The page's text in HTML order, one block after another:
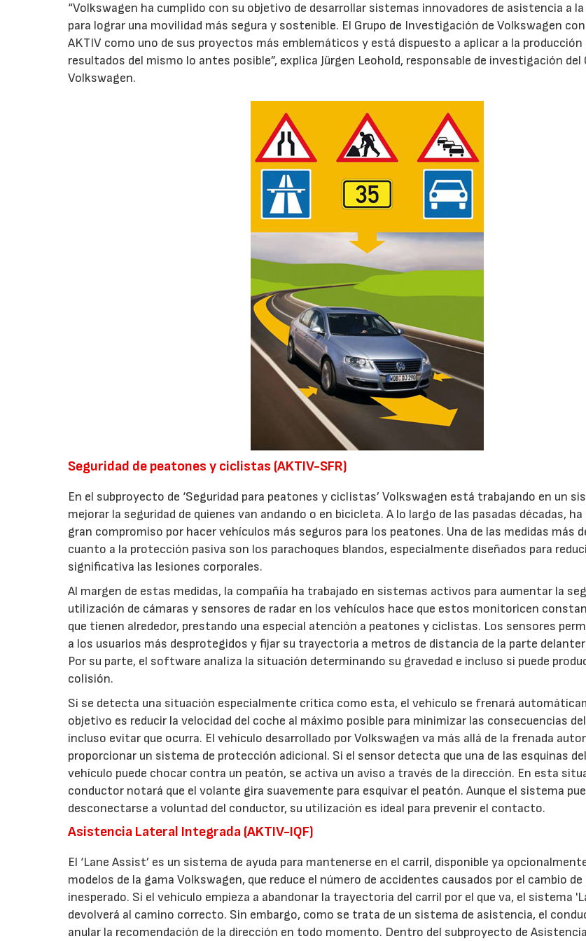
“Volkswagen ha cumplido con su objetivo de desarrollar sistemas innovadores de asistencia a
para lograr una movilidad más segura y sostenible. El Grupo de Investigación de Volkswagen
AKTIV como uno de sus proyectos más emblemáticos y está dispuesto a aplicar a la producción
resultados del mismo lo antes posible”, explica Jürgen Leohold, responsable de investigación del
Volkswagen.
Seguridad de peatones y ciclistas (AKTIV-SFR)
En el subproyecto de ‘Seguridad para peatones y ciclistas’ Volkswagen está trabajando en un
mejorar la seguridad de quienes van andando o en bicicleta. A lo largo de las pasadas décadas,
gran compromiso por hacer vehículos más seguros para los peatones. Una de las medidas más
cuanto a la protección pasiva son los parachoques blandos, especialmente diseñados para
significativa las lesiones corporales.
Al margen de estas medidas, la compañía ha trabajado en sistemas activos para aumentar la
utilización de cámaras y sensores de radar en los vehículos hace que estos monitoricen
que tienen alrededor, prestando una especial atención a peatones y ciclistas. Los sensores
a los usuarios más desprotegidos y fijar su trayectoria a metros de distancia de la parte
Por su parte, el software analiza la situación determinando su gravedad e incluso si puede
colisión.
Si se detecta una situación especialmente crítica como esta, el vehículo se frenará
objetivo es reducir la velocidad del coche al máximo posible para minimizar las consecuencias
incluso evitar que ocurra. El vehículo desarrollado por Volkswagen va más allá de la frenada
proporcionar un sistema de protección adicional. Si el sensor detecta que una de las esquinas
vehículo puede chocar contra un peatón, se activa un aviso a través de la dirección. En esta
conductor notará que el volante gira suavemente para esquivar el peatón. Aunque el sistema
desconectarse a voluntad del conductor, su utilización es ideal para prevenir el contacto.
Asistencia Lateral Integrada (AKTIV-IQF)
El ‘Lane Assist’ es un sistema de ayuda para mantenerse en el carril, disponible ya
modelos de la gama Volkswagen, que reduce el número de accidentes causados por el cambio de
inesperado. Si el vehículo empieza a abandonar la trayectoria del carril por el que va, el sistema
devolverá al camino correcto. Sin embargo, como se trata de un sistema de asistencia, el
anular la recomendación de la dirección en todo momento. Dentro del subproyecto de
04/06/2026